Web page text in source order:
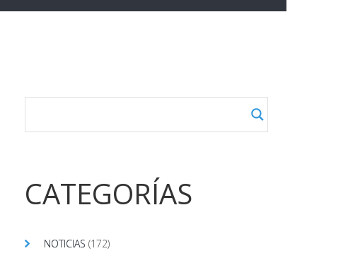
CATEGORÍAS
NOTICIAS (172)